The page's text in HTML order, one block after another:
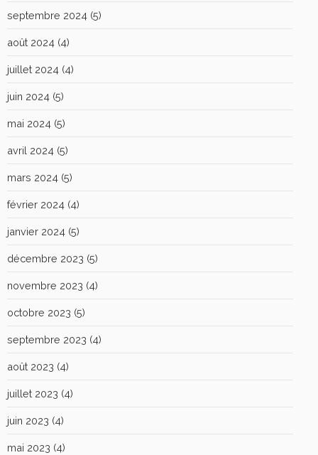
septembre 2024 (5)
août 2024 (4)
juillet 2024 (4)
juin 2024 (5)
mai 2024 (5)
avril 2024 (5)
mars 2024 (5)
février 2024 (4)
janvier 2024 (5)
décembre 2023 (5)
novembre 2023 (4)
octobre 2023 (5)
septembre 2023 (4)
août 2023 (4)
juillet 2023 (4)
juin 2023 (4)
mai 2023 (4)